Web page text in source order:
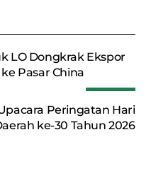
LO Dongkrak Ekspor
Pasar China
Peringatan Hari
ke-30 Tahun 2026